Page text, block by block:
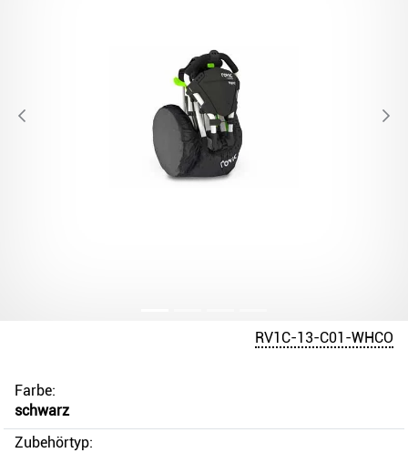
RV1C-13-C01-WHCO
Farbe:
schwarz
Zubehörtyp: